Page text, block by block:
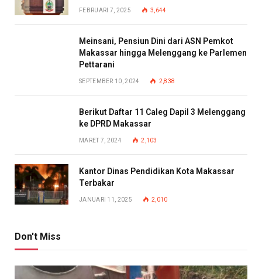
FEBRUARI 7, 2025 3,644
Meinsani, Pensiun Dini dari ASN Pemkot
Makassar hingga Melenggang ke Parlemen
Pettarani
SEPTEMBER 10, 2024 2,838
Berikut Daftar 11 Caleg Dapil 3 Melenggang
ke DPRD Makassar
MARET 7, 2024 2,103
Kantor Dinas Pendidikan Kota Makassar
Terbakar
JANUARI 11, 2025 2,010
Don't Miss